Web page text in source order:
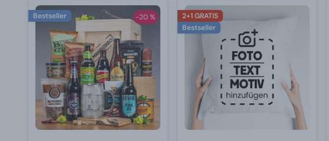
-20 %
Bestseller
2+1 GRATIS
Bestseller